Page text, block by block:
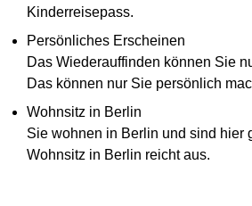
Kinderreisepass.
Persönliches Erscheinen
Das Wiederauffinden können Sie
Das können nur Sie persönlich
Wohnsitz in Berlin
Sie wohnen in Berlin und sind hier
Wohnsitz in Berlin reicht aus.